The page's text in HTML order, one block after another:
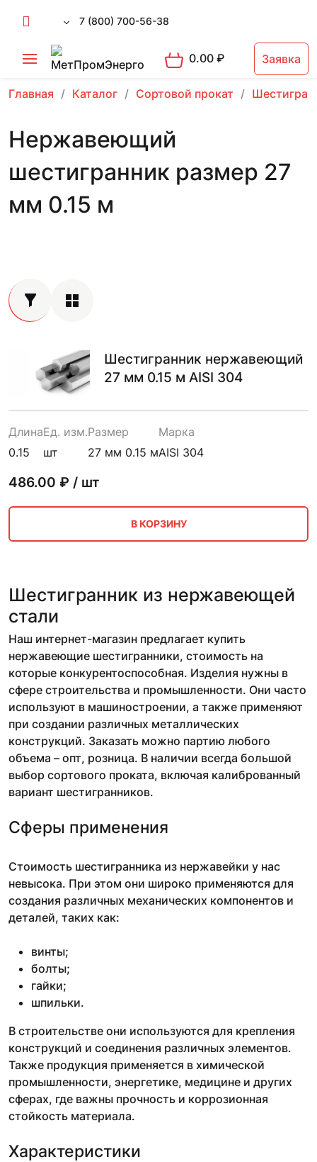
7 (800) 700-56-38
0.00₽ Заявка
Главная Каталог Сортовой прокат
Нержавеющий
шестигранник размер 27
мм 0.15 м
Шестигранник нержавеющий
27 мм 0.15 м AISI 304
Длина
0.15
Ед. изм.
шт
Размер
27 мм 0.15 м
Марка
AISI 304
486.00 ₽ / шт
В КОРЗИНУ
Шестигранник из нержавеющей
стали
Наш интернет-магазин предлагает купить
нержавеющие шестигранники, стоимость на
которые конкурентоспособная. Изделия нужны в
сфере строительства и промышленности. Они часто
используют в машиностроении, а также применяют
при создании различных металлических
конструкций. Заказать можно партию любого
объема – опт, розница. В наличии всегда большой
выбор сортового проката, включая калиброванный
вариант шестигранников.
Сферы применения
Стоимость шестигранника из нержавейки у нас
невысока. При этом они широко применяются для
создания различных механических компонентов и
деталей, таких как:
винты;
болты;
гайки;
шпильки.
В строительстве они используются для крепления
конструкций и соединения различных элементов.
Также продукция применяется в химической
промышленности, энергетике, медицине и других
сферах, где важны прочность и коррозионная
стойкость материала.
Характеристики